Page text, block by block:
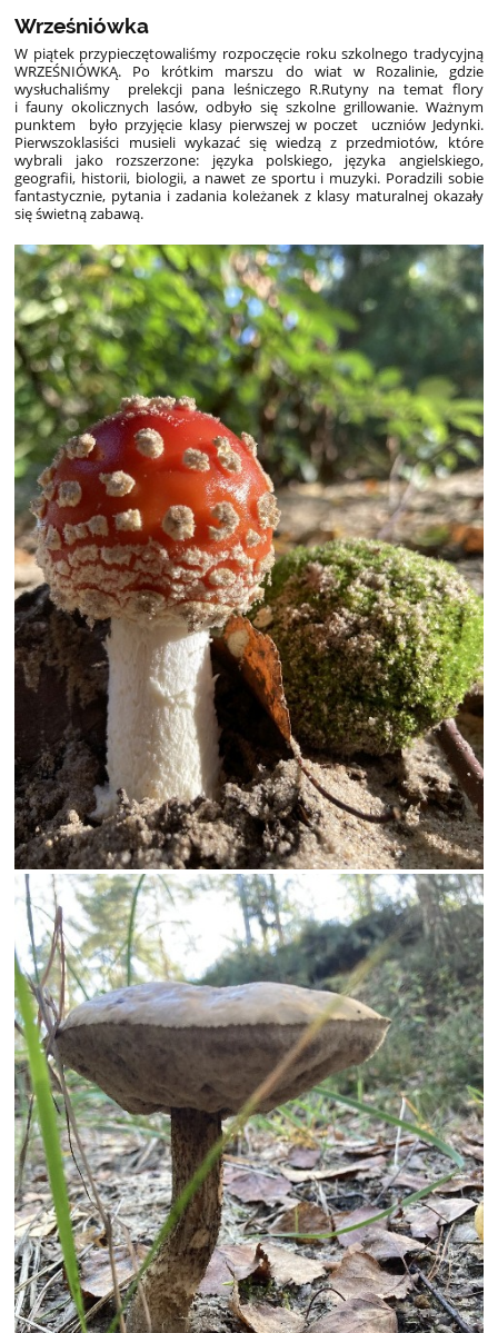
Wrześniówka
W piątek przypieczętowaliśmy rozpoczęcie roku szkolnego tradycyjną
WRZEŚNIÓWKĄ. Po krótkim marszu do wiat w Rozalinie, gdzie
wysłuchaliśmy prelekcji pana leśniczego R.Rutyny na temat flory
i fauny okolicznych lasów, odbyło się szkolne grillowanie. Ważnym
punktem było przyjęcie klasy pierwszej w poczet uczniów Jedynki.
Pierwszoklasiści musieli wykazać się wiedzą z przedmiotów, które
wybrali jako rozszerzone: języka polskiego, języka angielskiego,
geografii, historii, biologii, a nawet ze sportu i muzyki. Poradzili sobie
fantastycznie, pytania i zadania koleżanek z klasy maturalnej okazały
się świetną zabawą.